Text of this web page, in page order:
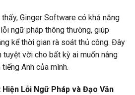
Ginger Software có khả năng
ngữ pháp thông thường, giúp
kể thời gian rà soát thủ công. Đây
vời cho bất kỳ ai muốn nâng
Anh của mình.
Lỗi Ngữ Pháp và Đạo Văn